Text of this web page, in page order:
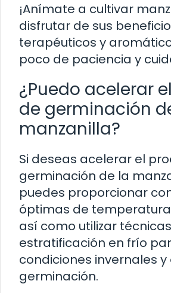
¡Anímate a cultivar
disfrutar de sus
terapéuticos y
poco de paciencia y
¿Puedo acelerar
de germinación
manzanilla?
Si deseas acelerar el
germinación de la
puedes proporcionar
óptimas de
así como utilizar
estratificación en frío
condiciones invernales
germinación.